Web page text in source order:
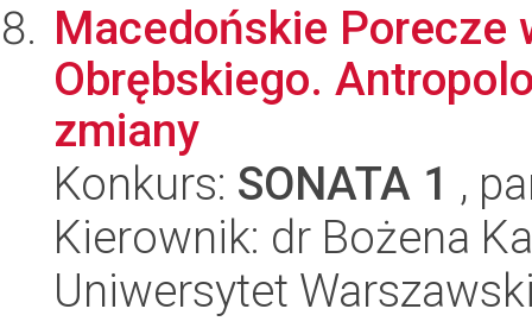
Macedońskie Porecze
Obrębskiego.
zmiany
Konkurs: SONATA 1 ,
Kierownik: dr Bożena
Uniwersytet